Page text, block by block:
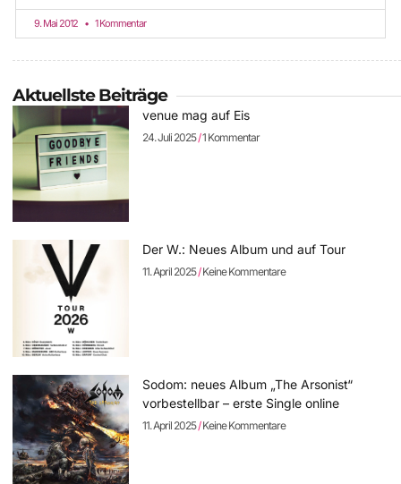
9. Mai 2012 1 Kommentar
Aktuellste Beiträge
venue mag auf Eis
24. Juli 2025 1 Kommentar
Der W.: Neues Album und auf Tour
11. April 2025 Keine Kommentare
Sodom: neues Album „The Arsonist“
vorbestellbar – erste Single online
11. April 2025 Keine Kommentare